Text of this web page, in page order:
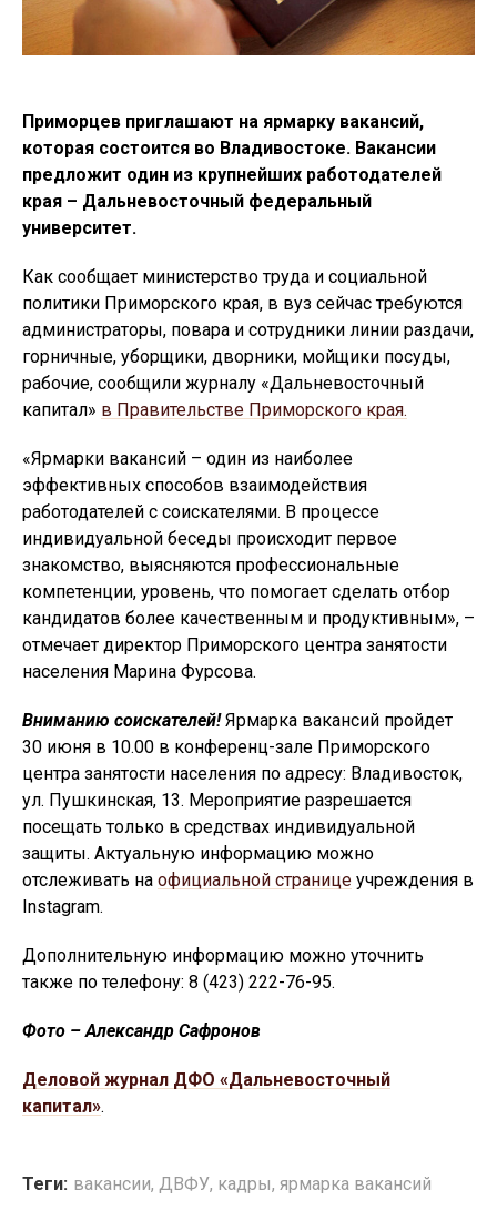
Приморцев приглашают на ярмарку вакансий,
которая состоится во Владивостоке. Вакансии
предложит один из крупнейших работодателей
края – Дальневосточный федеральный
университет.
Как сообщает министерство труда и социальной
политики Приморского края, в вуз сейчас требуются
администраторы, повара и сотрудники линии раздачи,
горничные, уборщики, дворники, мойщики посуды,
рабочие, сообщили журналу «Дальневосточный
капитал» в Правительстве Приморского края.
«Ярмарки вакансий – один из наиболее
эффективных способов взаимодействия
работодателей с соискателями. В процессе
индивидуальной беседы происходит первое
знакомство, выясняются профессиональные
компетенции, уровень, что помогает сделать отбор
кандидатов более качественным и продуктивным», –
отмечает директор Приморского центра занятости
населения Марина Фурсова.
Вниманию соискателей! Ярмарка вакансий пройдет
30 июня в 10.00 в конференц-зале Приморского
центра занятости населения по адресу: Владивосток,
ул. Пушкинская, 13. Мероприятие разрешается
посещать только в средствах индивидуальной
защиты. Актуальную информацию можно
отслеживать на официальной странице учреждения в
Instagram.
Дополнительную информацию можно уточнить
также по телефону: 8 (423) 222-76-95.
Фото – Александр Сафронов
Деловой журнал ДФО «Дальневосточный
капитал».
Теги: вакансии, ДВФУ, кадры, ярмарка вакансий